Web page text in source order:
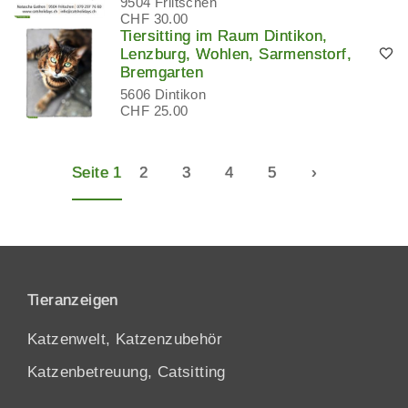
CHF 30.00
Tiersitting im Raum Dintikon,
Lenzburg, Wohlen, Sarmenstorf,
Bremgarten
5606 Dintikon
CHF 25.00
Seite 1 2 3 4 5 ›
Tieranzeigen
Katzenwelt, Katzenzubehör
Katzenbetreuung, Catsitting